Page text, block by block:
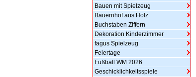
Bauen mit Spielzeug
Bauernhof aus Holz
Buchstaben Ziffern
Dekoration Kinderzimmer
fagus Spielzeug
Feiertage
Fußball WM 2026
Geschicklichkeitsspiele